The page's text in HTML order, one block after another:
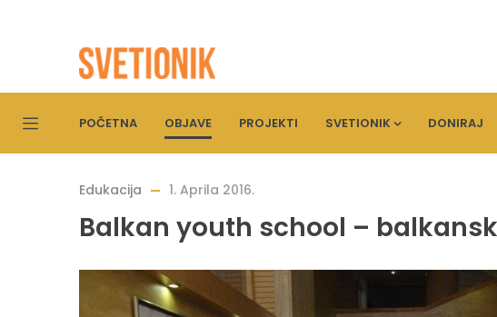
POČETNA OBJAVE PROJEKTI SVETIONIK DONIRAJ
Edukacija 1. Aprila 2016.
Balkan youth school –